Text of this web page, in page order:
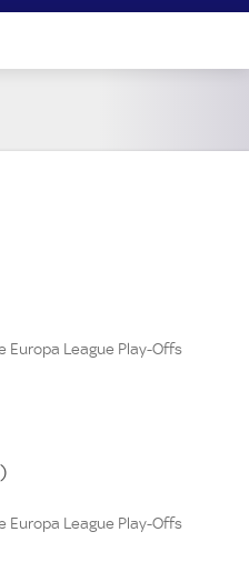
Europa League Play-Offs
Europa League Play-Offs